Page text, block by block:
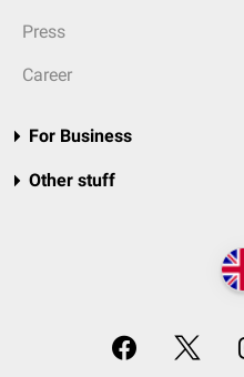
Press
Career
For Business
Other stuff